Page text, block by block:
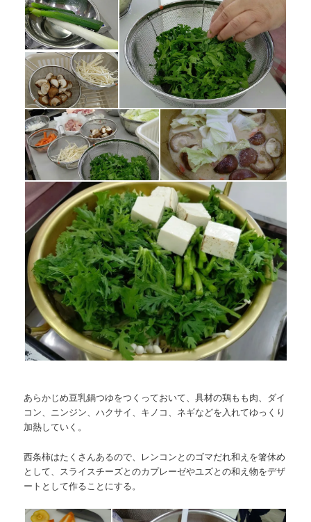
あらかじめ豆乳鍋つゆをつくっておいて、具材の鶏もも肉、ダイ
コン、ニンジン、ハクサイ、キノコ、ネギなどを入れてゆっくり
加熱していく。
西条柿はたくさんあるので、レンコンとのゴマだれ和えを箸休め
として、スライスチーズとのカプレーゼやユズとの和え物をデザ
ートとして作ることにする。